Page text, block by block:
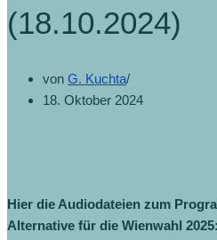
(18.10.2024)
von G. Kuchta
18. Oktober 2024
Hier die Audiodateien zum
Alternative für die Wienwahl 2025: